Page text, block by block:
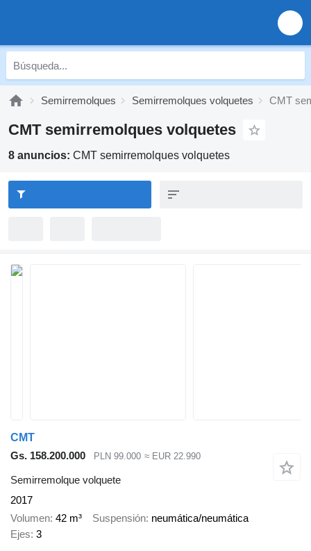
Semirremolques Semirremolques volquetes CMT
CMT semirremolques volquetes
8 anuncios: CMT semirremolques volquetes
CMT
Gs. 158.200.000
PLN 99.000 ≈ EUR 22.990
Semirremolque volquete
2017
Volumen 42 m³ Suspensión neumática/neumática
Ejes 3